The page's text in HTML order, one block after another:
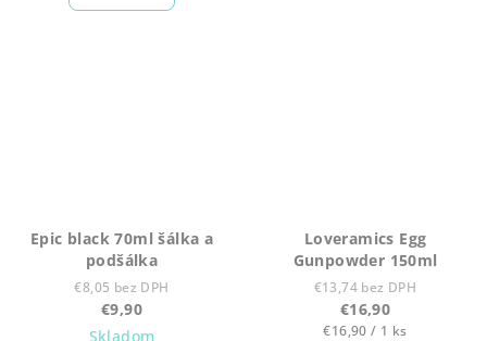
Epic black 70ml šálka a
podšálka
€8,05 bez DPH
€9,90
Skladom
Loveramics Egg
Gunpowder 150ml
€13,74 bez DPH
€16,90
Jednotková
€16,90 / 1 ks